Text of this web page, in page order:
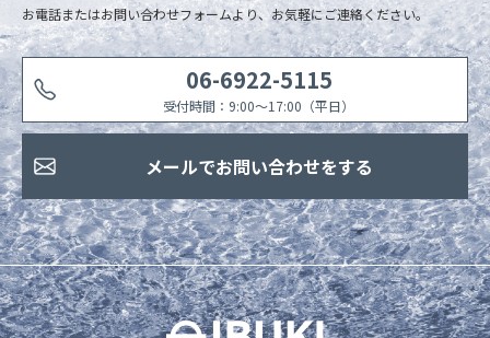
お電話またはお問い合わせフォームより、お気軽にご連絡ください。
06-6922-5115
受付時間：9:00〜17:00（平日）
メールでお問い合わせをする